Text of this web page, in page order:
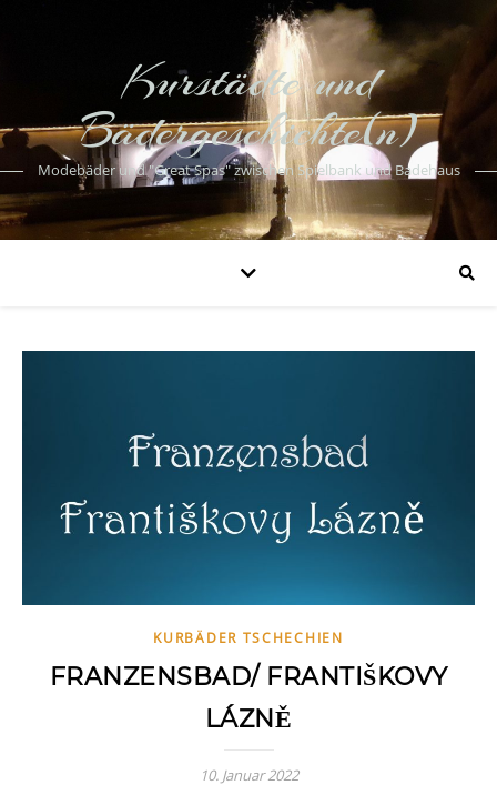
Kurstädte und
Bädergeschichte(n)
Modebäder und "Great Spas" zwischen Spielbank und Badehaus
KURBÄDER TSCHECHIEN
FRANZENSBAD/ FRANTIŠKOVY
LÁZNĚ
10. Januar 2022